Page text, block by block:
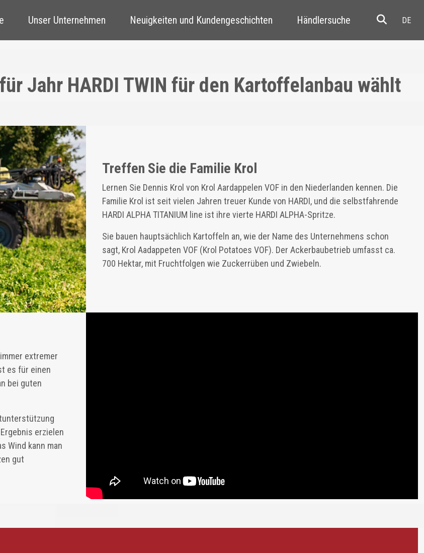
Unser Unternehmen Neuigkeiten und Kundengeschichten Händlersuche Resale
Jahr HARDI TWIN für den Kartoffelanbau wählt
Treffen Sie die Familie Krol
Lernen Sie Dennis Krol von Krol Aardappelen VOF in den Niederlanden kennen. Die
Familie Krol ist seit vielen Jahren treuer Kunde von HARDI, und die selbstfahrende
HARDI ALPHA TITANIUM line ist ihre vierte HARDI ALPHA-Spritze.
Sie bauen hauptsächlich Kartoffeln an, wie der Name des Unternehmens schon
sagt, Krol Aadappeten VOF (Krol Potatoes VOF). Der Ackerbaubetrieb umfasst ca.
700 Hektar, mit Fruchtfolgen wie Zuckerrüben und Zwiebeln.
extremer
es für einen
bei guten
erzielen
Wind kann man
gut